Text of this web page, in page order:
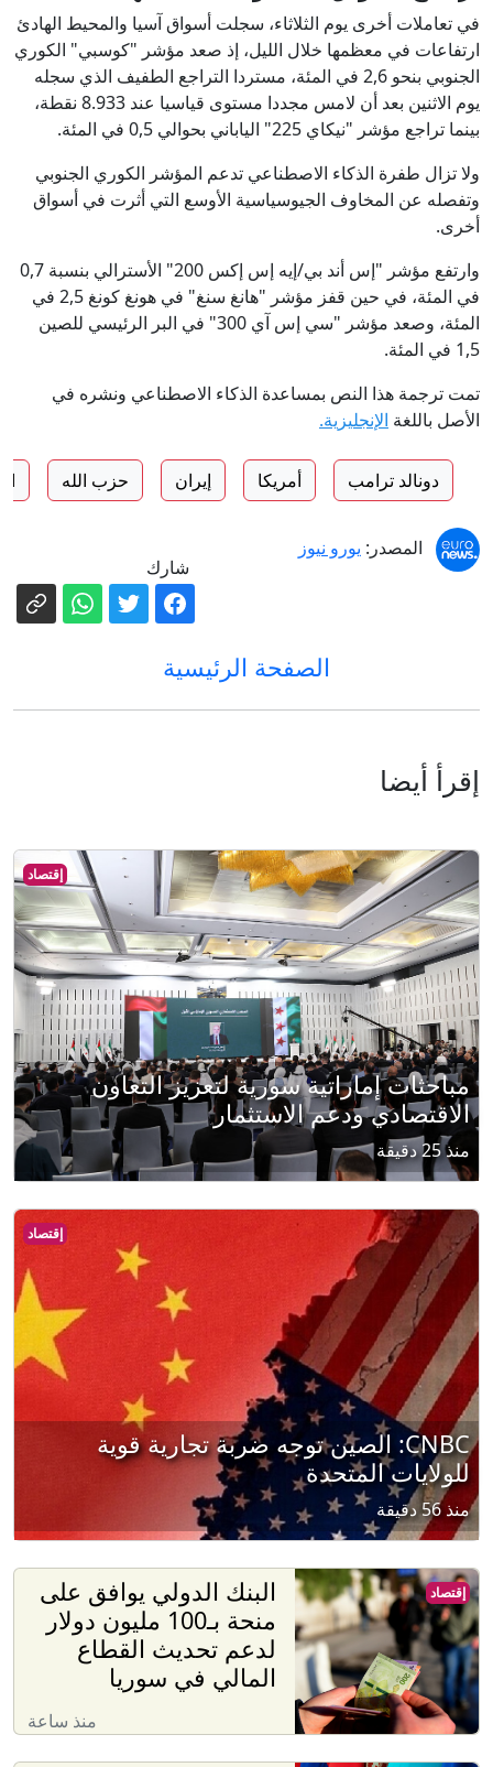
في تعاملات أخرى يوم الثلاثاء، سجلت أسواق آسيا والمحيط الهادئ
ارتفاعات في معظمها خلال الليل، إذ صعد مؤشر "كوسبي" الكوري
الجنوبي بنحو 2,6 في المئة، مستردا التراجع الطفيف الذي سجله
يوم الاثنين بعد أن لامس مجددا مستوى قياسيا عند 8.933 نقطة،
بينما تراجع مؤشر "نيكاي 225" الياباني بحوالي 0,5 في المئة.
ولا تزال طفرة الذكاء الاصطناعي تدعم المؤشر الكوري الجنوبي
وتفصله عن المخاوف الجيوسياسية الأوسع التي أثرت في أسواق
أخرى.
وارتفع مؤشر "إس أند بي/إيه إس إكس 200" الأسترالي بنسبة 0,7
في المئة، في حين قفز مؤشر "هانغ سنغ" في هونغ كونغ 2,5 في
المئة، وصعد مؤشر "سي إس آي 300" في البر الرئيسي للصين
1,5 في المئة.
تمت ترجمة هذا النص بمساعدة الذكاء الاصطناعي ونشره في
الأصل باللغة الإنجليزية.
دونالد ترامب أمريكا إيران حزب الله
المصدر: يورو نيوز
شارك
الصفحة الرئيسية
إقرأ أيضا
إقتصاد
مباحثات إماراتية سورية لتعزيز التعاون
الاقتصادي ودعم الاستثمار
منذ 25 دقيقة
إقتصاد
CNBC: الصين توجه ضربة تجارية قوية
للولايات المتحدة
منذ 56 دقيقة
البنك الدولي يوافق على
منحة بـ100 مليون دولار
لدعم تحديث القطاع
المالي في سوريا
منذ ساعة
إقتصاد